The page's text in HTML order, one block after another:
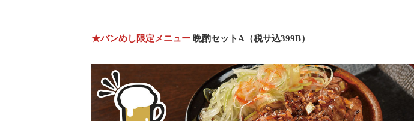
★バンめし限定メニュー 晩酌セットA（税サ込399B）